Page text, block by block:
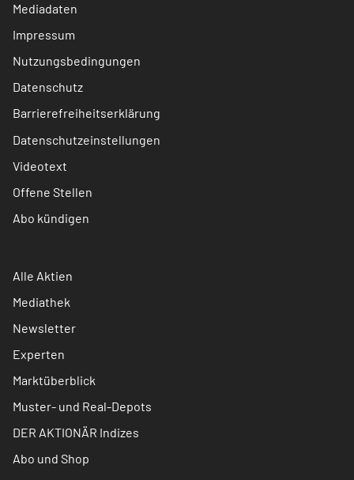
Mediadaten
Impressum
Nutzungsbedingungen
Datenschutz
Barrierefreiheitserklärung
Datenschutzeinstellungen
Videotext
Offene Stellen
Abo kündigen
Alle Aktien
Mediathek
Newsletter
Experten
Marktüberblick
Muster- und Real-Depots
DER AKTIONÄR Indizes
Abo und Shop